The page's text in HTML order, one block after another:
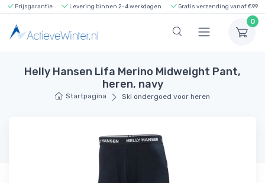
Prijsgarantie Levering binnen 2-4 werkdagen Gratis verzending vanaf €99
0
Helly Hansen Lifa Merino Midweight Pant,
heren, navy
Startpagina Ski ondergoed voor heren